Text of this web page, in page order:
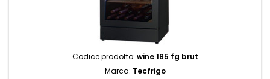
Codice prodotto: wine 185 fg brut
Marca: Tecfrigo